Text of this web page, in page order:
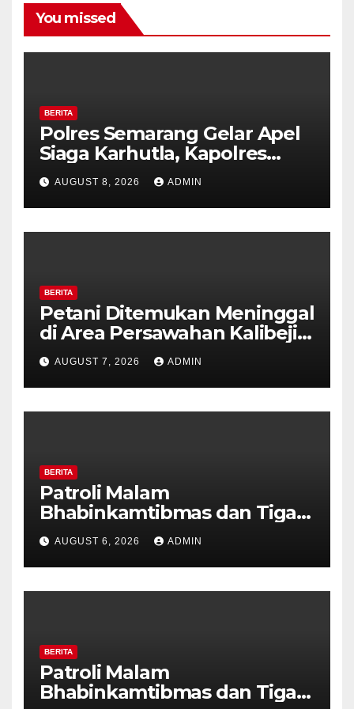
You missed
BERITA
Polres Semarang Gelar Apel
Siaga Karhutla, Kapolres
Tekankan Sinergi dan
Kesiapsiagaan Hadapi Musim
Kemarau.
AUGUST 8, 2026 ADMIN
BERITA
Petani Ditemukan Meninggal
di Area Persawahan Kalibeji,
Polisi Pastikan Tidak Ada
Tanda Kekerasan
AUGUST 7, 2026 ADMIN
BERITA
Patroli Malam
Bhabinkamtibmas dan Tiga
Pilar Kelurahan Ungaran
Perkuat Kamtibmas, Warga
Diajak Aktifkan Ronda
AUGUST 6, 2026 ADMIN
BERITA
Patroli Malam
Bhabinkamtibmas dan Tiga